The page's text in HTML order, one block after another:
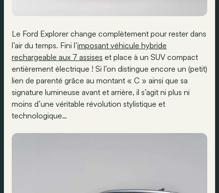
Le Ford Explorer change complètement pour rester dans
l’air du temps. Fini l’imposant véhicule hybride
rechargeable aux 7 assises et place à un SUV compact
entièrement électrique ! Si l’on distingue encore un (petit)
lien de parenté grâce au montant « C » ainsi que sa
signature lumineuse avant et arrière, il s’agit ni plus ni
moins d’une véritable révolution stylistique et
technologique…